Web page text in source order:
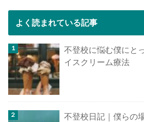
よく読まれている記事
不登校に悩む僕にと
イスクリーム療法
不登校日記｜僕らの